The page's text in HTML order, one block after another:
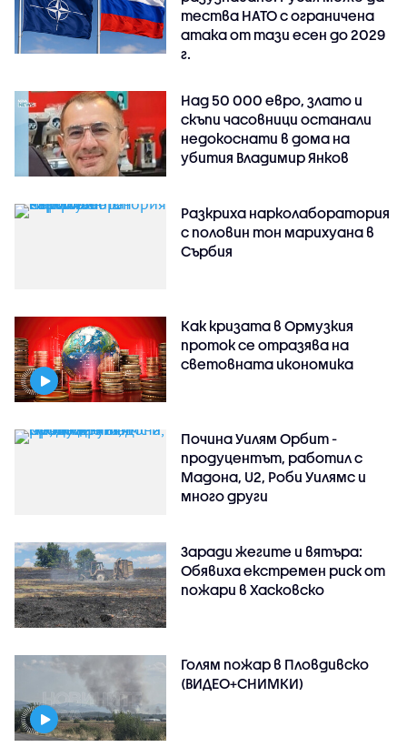
тества НАТО с ограничена
атака от тази есен до 2029
г.
Над 50 000 евро, злато и
скъпи часовници останали
недокоснати в дома на
убития Владимир Янков
Разкриха нарколаборатория
с половин тон марихуана в
Сърбия
Как кризата в Ормузкия
проток се отразява на
световната икономика
Почина Уилям Орбит -
продуцентът, работил с
Мадона, U2, Роби Уилямс и
много други
Заради жегите и вятъра:
Обявиха екстремен риск от
пожари в Хасковско
Голям пожар в Пловдивско
(ВИДЕО+СНИМКИ)